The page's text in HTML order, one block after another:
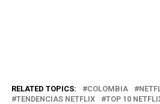
RELATED TOPICS: COLOMBIA
TENDENCIAS NETFLIX
TOP 10